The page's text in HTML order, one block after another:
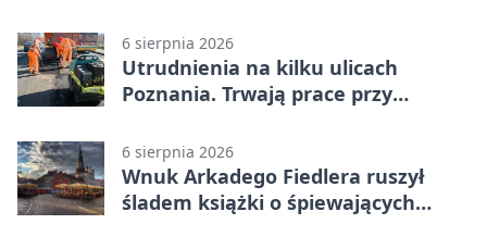
6 sierpnia 2026
Utrudnienia na kilku ulicach
Poznania. Trwają prace przy
6 sierpnia 2026
Wnuk Arkadego Fiedlera ruszył
śladem książki o śpiewających